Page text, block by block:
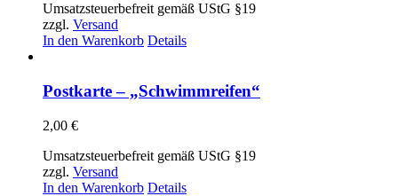
Umsatzsteuerbefreit gemäß UStG §19
zzgl. Versand
In den Warenkorb Details
Postkarte – „Schwimmreifen“
2,00 €
Umsatzsteuerbefreit gemäß UStG §19
zzgl. Versand
In den Warenkorb Details